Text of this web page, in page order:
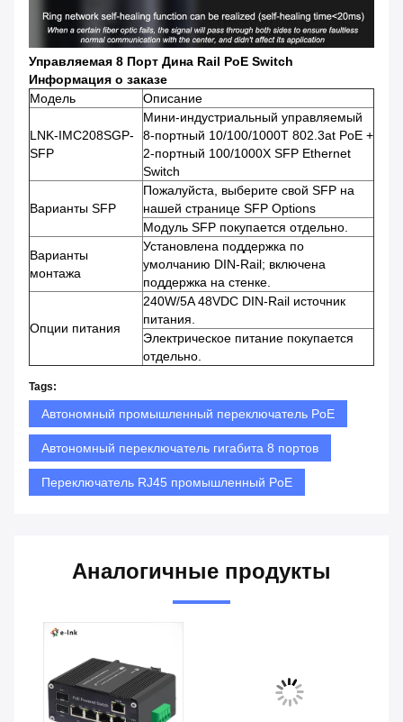
Управляемая 8 Порт Дина Rail PoE Switch
Информация о заказе
Модель
Описание
LNK-IMC208SGP-
SFP
Мини-индустриальный управляемый
8-портный 10/100/1000T 802.3at PoE +
2-портный 100/1000X SFP Ethernet
Switch
Варианты SFP
Пожалуйста, выберите свой SFP на
нашей странице SFP Options
Модуль SFP покупается отдельно.
Варианты
монтажа
Установлена поддержка по
умолчанию DIN-Rail; включена
поддержка на стенке.
Опции питания
240W/5A 48VDC DIN-Rail источник
питания.
Электрическое питание покупается
отдельно.
Tags:
Автономный промышленный переключатель PoE
Автономный переключатель гигабита 8 портов
Переключатель RJ45 промышленный PoE
Аналогичные продукты